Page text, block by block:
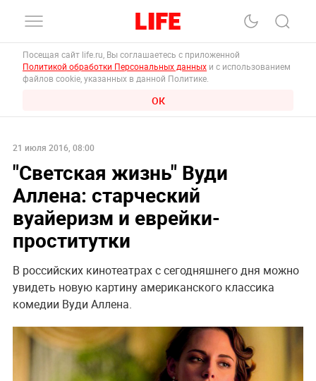
Посещая сайт life.ru, Вы соглашаетесь с приложенной
Политикой обработки Персональных данных и с использованием
файлов cookie, указанных в данной Политике.
ОК
21 июля 2016, 08:00
"Светская жизнь" Вуди
Аллена: старческий
вуайеризм и еврейки-
проститутки
В российских кинотеатрах с сегодняшнего дня можно
увидеть новую картину американского классика
комедии Вуди Аллена.